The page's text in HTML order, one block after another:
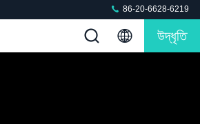
86-20-6628-6219
উদ্ধৃতি